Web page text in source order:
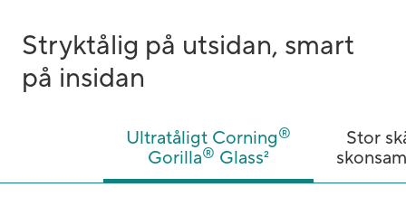
Stryktålig på utsidan, smart
på insidan
Ultratåligt Corning®
Gorilla® Glass2
​​​Stor